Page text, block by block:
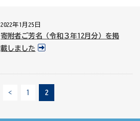
2022年1月25日
寄附者ご芳名（令和３年12月分）を掲
載しました
< 1 2